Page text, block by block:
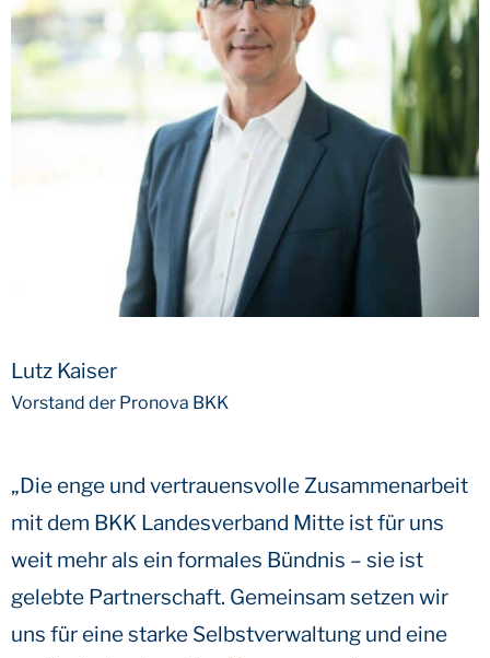
„Die enge und vertrauensvolle Zusammenarbeit
mit dem BKK Landesverband Mitte ist für uns
weit mehr als ein formales Bündnis – sie ist
gelebte Partnerschaft. Gemeinsam setzen wir
uns für eine starke Selbstverwaltung und eine
Lutz Kaiser
Vorstand der Pronova BKK